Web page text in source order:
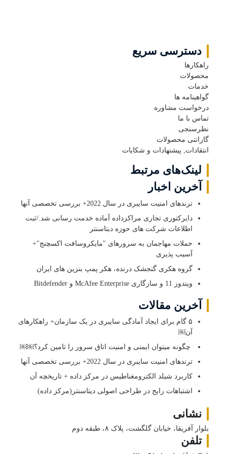
دسترسی سریع
راهکارها
محصولات
خدمات
گواهینامه ها
درخواست مشاوره
تماس با ما
نظرسنجی
گارانتی محصولات
انتقادات, پیشنهادات و شکایات
لینک‌های مرتبط
آخرین اخبار
ترندهای امنیت سایبری در سال 2022+ بررسی تخصصی آنها
دایرکتوری تجاری مراکزداده آماده خدمت رسانی شد./ثبت
اطلاعات شرکت های حوزه دیتاسنتر
حملات مهاجمان به سرورهای "مایکروسافت اکسچنج"+
آسیب پذیری
گروه هکری گنجشک درنده، هکر پمپ بنزین های ایران
ویندوز 11 و سازگاری McAfee Enterprise و Bitdefender
آخرین مقالات
۵ گام برای ایجاد آمادگی سایبری در یک سازمان+ راهکارهای
آن￼
چگونه میتوان ایمنی و امنیت اتاق سرور را تامین کرد؟￼￼
ترندهای امنیت سایبری در سال 2022+ بررسی تخصصی آنها
کاربرد شیلد الکترومغناطیس در مرکز داده + تاریخچه آن
اشتباهات رایج در طراحی اصولی دیتاسنتر(مرکز داده)
نشانی
بلوار آفریقا، خیابان گلگشت، پلاک ۸، طبقه دوم
تلفن